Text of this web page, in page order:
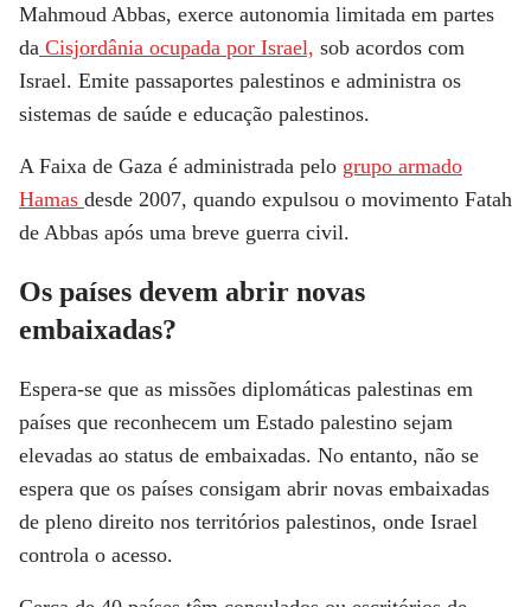
Mahmoud Abbas, exerce autonomia limitada em partes
da Cisjordânia ocupada por Israel, sob acordos com
Israel. Emite passaportes palestinos e administra os
sistemas de saúde e educação palestinos.
A Faixa de Gaza é administrada pelo grupo armado
Hamas desde 2007, quando expulsou o movimento Fatah
de Abbas após uma breve guerra civil.
Os países devem abrir novas
embaixadas?
Espera-se que as missões diplomáticas palestinas em
países que reconhecem um Estado palestino sejam
elevadas ao status de embaixadas. No entanto, não se
espera que os países consigam abrir novas embaixadas
de pleno direito nos territórios palestinos, onde Israel
controla o acesso.